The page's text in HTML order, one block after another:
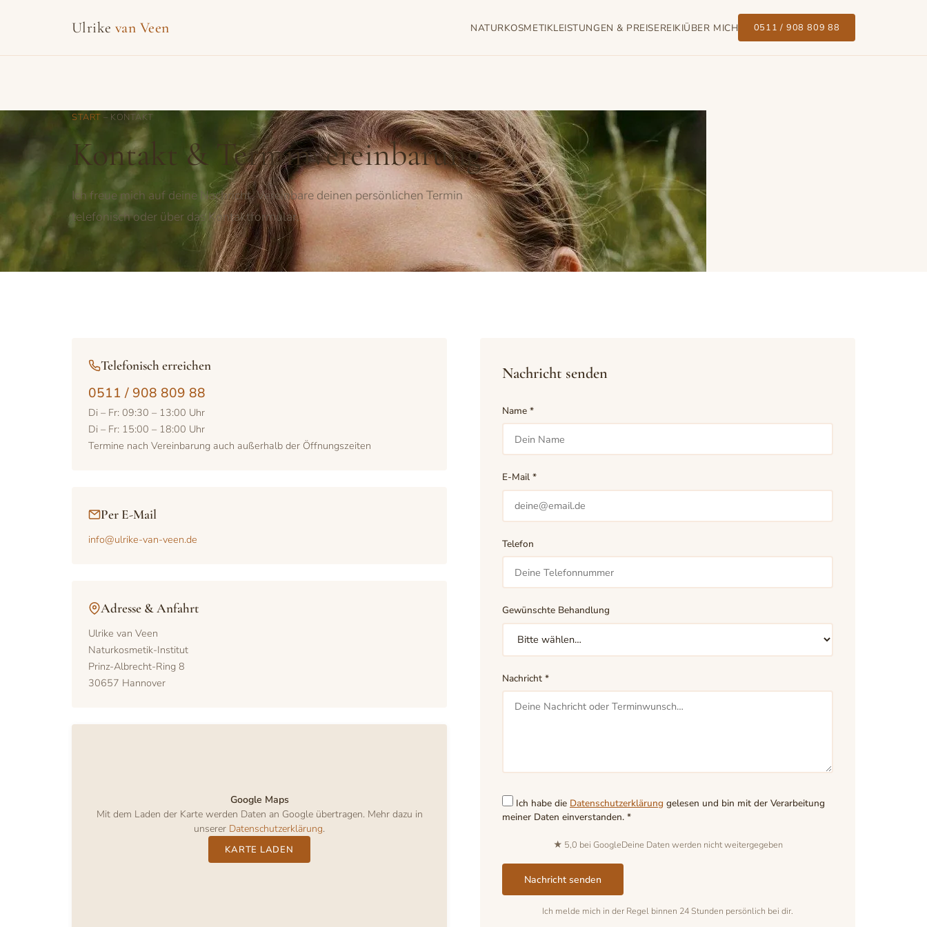
Ulrikevan Veen NATURKOSMETIKLEISTUNGEN & PREISEREIKIÜBER MICH 0511 / 908 809 88
START – KONTAKT
Kontakt & Terminvereinbarung
Ich freue mich auf deine Nachricht. Vereinbare deinen persönlichen Termin
telefonisch oder über das Kontaktformular.
Telefonisch erreichen
0511 / 908 809 88
Di – Fr: 09:30 – 13:00 Uhr
Di – Fr: 15:00 – 18:00 Uhr
Termine nach Vereinbarung auch außerhalb der Öffnungszeiten
Per E-Mail
info@ulrike-van-veen.de
Adresse & Anfahrt
Ulrike van Veen
Naturkosmetik-Institut
Prinz-Albrecht-Ring 8
30657 Hannover
Google Maps
Mit dem Laden der Karte werden Daten an Google übertragen. Mehr dazu in
unserer Datenschutzerklärung.
KARTE LADEN
Nachricht senden
Name *
E-Mail *
Telefon
Gewünschte Behandlung
Nachricht *
Ich habe die Datenschutzerklärung gelesen und bin mit der Verarbeitung
meiner Daten einverstanden. *
★ 5,0 bei GoogleDeine Daten werden nicht weitergegeben
Nachricht senden
Ich melde mich in der Regel binnen 24 Stunden persönlich bei dir.